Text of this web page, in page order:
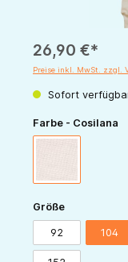
26,90 €*
Preise inkl. MwSt. zzgl.
Sofort
Farbe - Cosilana
Größeauswählen
92 104